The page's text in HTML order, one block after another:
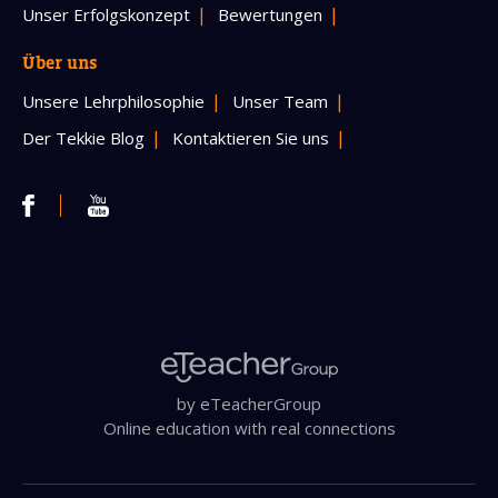
Unser Erfolgskonzept Bewertungen
Über uns
Unsere Lehrphilosophie
Unser Team
Der Tekkie Blog
Kontaktieren Sie uns
by eTeacherGroup
Online education with real connections